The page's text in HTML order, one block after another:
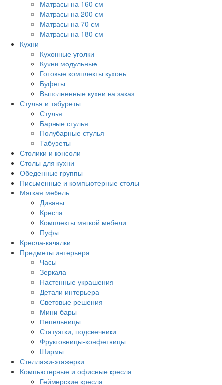
Матрасы на 160 см
Матрасы на 200 см
Матрасы на 70 см
Матрасы на 180 см
Кухни
Кухонные уголки
Кухни модульные
Готовые комплекты кухонь
Буфеты
Выполненные кухни на заказ
Стулья и табуреты
Стулья
Барные стулья
Полубарные стулья
Табуреты
Столики и консоли
Столы для кухни
Обеденные группы
Письменные и компьютерные столы
Мягкая мебель
Диваны
Кресла
Комплекты мягкой мебели
Пуфы
Кресла-качалки
Предметы интерьера
Часы
Зеркала
Настенные украшения
Детали интерьера
Световые решения
Мини-бары
Пепельницы
Статуэтки, подсвечники
Фруктовницы-конфетницы
Ширмы
Стеллажи-этажерки
Компьютерные и офисные кресла
Геймерские кресла